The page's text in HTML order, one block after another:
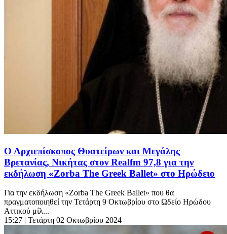
Ο Αρχιεπίσκοπος Θυατείρων και Μεγάλης
Βρετανίας, Νικήτας στον Realfm 97,8 για την
εκδήλωση «Zorba The Greek Ballet» στο Ηρώδειο
Για την εκδήλωση «Zorba The Greek Ballet» που θα
πραγματοποιηθεί την Τετάρτη 9 Οκτωβρίου στο Ωδείο Ηρώδου
Αττικού μίλ...
15:27 | Τετάρτη 02 Οκτωβρίου 2024